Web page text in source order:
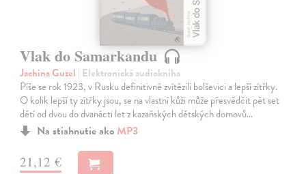
Vlak do Samarkandu
Jachina Guzel | Elektronická audiokniha
Píše se rok 1923, v Rusku definitivně zvítězili bolševici a lepší zítřky.
O kolik lepší ty zítřky jsou, se na vlastní kůži může přesvědčit pět set
dětí od dvou do dvanácti let z kazaňských dětských domovů…
Na stiahnutie ako MP3
21,12 €